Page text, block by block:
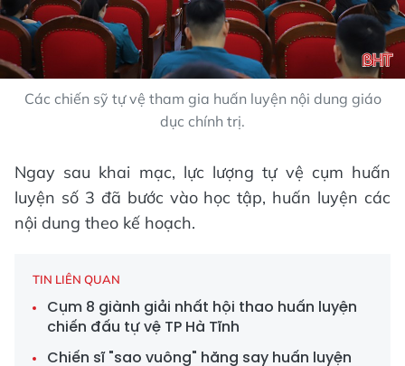
Các chiến sỹ tự vệ tham gia huấn luyện nội dung giáo
dục chính trị.
Ngay sau khai mạc, lực lượng tự vệ cụm huấn
luyện số 3 đã bước vào học tập, huấn luyện các
nội dung theo kế hoạch.
TIN LIÊN QUAN
Cụm 8 giành giải nhất hội thao huấn luyện
chiến đấu tự vệ TP Hà Tĩnh
Chiến sĩ "sao vuông" hăng say huấn luyện